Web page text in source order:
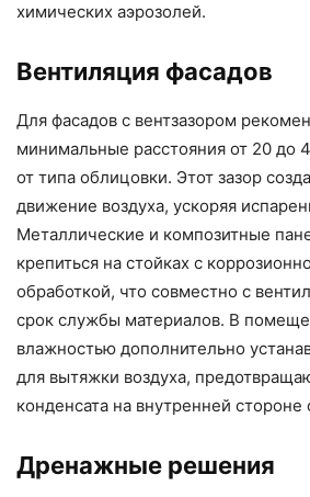
химических аэрозолей.
Вентиляция фасадов
Для фасадов с вентзазором
минимальные расстояния от 20 до
от типа облицовки. Этот зазор
движение воздуха, ускоряя
Металлические и композитные
крепиться на стойках с
обработкой, что совместно с
срок службы материалов. В
влажностью дополнительно
для вытяжки воздуха,
конденсата на внутренней стороне
Дренажные решения